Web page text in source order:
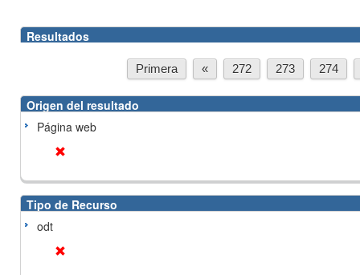
Resultados
Primera « 272 273 274
Origen del resultado
Página web
Tipo de Recurso
odt